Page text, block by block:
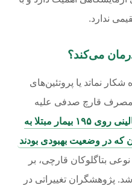
ندارد.
می‌کند؟
نماتد یا پروتئین‌های
مصرف قارچ صدفی علیه
در یک مطالعه بالینی روی ۱۹۵ بیمار مبتلا به
در وضعیت بهبودی بودند
بتاگلوکان قارچی، بر
پژوهشگران تغییراتی در